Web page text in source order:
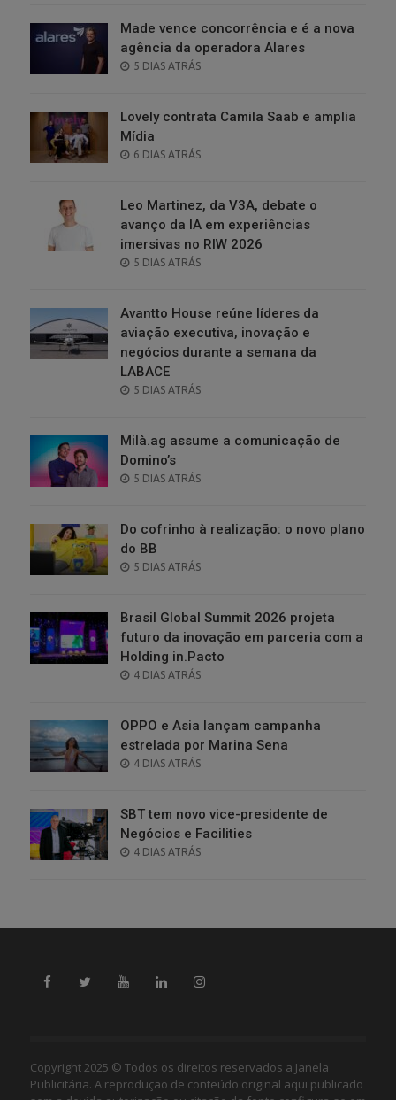
Made vence concorrência e é a nova
agência da operadora Alares
POSTED
5 DIAS ATRÁS
Lovely contrata Camila Saab e amplia
Mídia
POSTED
6 DIAS ATRÁS
Leo Martinez, da V3A, debate o
avanço da IA em experiências
imersivas no RIW 2026
POSTED
5 DIAS ATRÁS
Avantto House reúne líderes da
aviação executiva, inovação e
negócios durante a semana da
LABACE
POSTED
5 DIAS ATRÁS
Milà.ag assume a comunicação de
Domino’s
POSTED
5 DIAS ATRÁS
Do cofrinho à realização: o novo plano
do BB
POSTED
5 DIAS ATRÁS
Brasil Global Summit 2026 projeta
futuro da inovação em parceria com a
Holding in.Pacto
POSTED
4 DIAS ATRÁS
OPPO e Asia lançam campanha
estrelada por Marina Sena
POSTED
4 DIAS ATRÁS
SBT tem novo vice-presidente de
Negócios e Facilities
POSTED
4 DIAS ATRÁS
Copyright 2025 © Todos os direitos reservados a Janela
Publicitária. A reprodução de conteúdo original aqui publicado